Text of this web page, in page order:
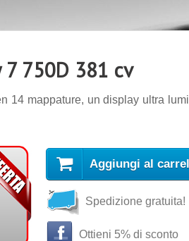
750D 381 cv
14 mappature, un display ultra
Aggiungi al
Spedizione gratuita!
Ottieni 5% di sconto